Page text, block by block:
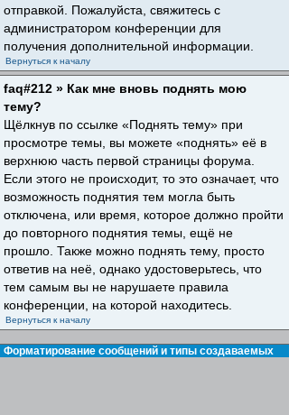
отправкой. Пожалуйста, свяжитесь с
администратором конференции для
получения дополнительной информации.
Вернуться к началу
faq#212 » Как мне вновь поднять мою
тему?
Щёлкнув по ссылке «Поднять тему» при
просмотре темы, вы можете «поднять» её в
верхнюю часть первой страницы форума.
Если этого не происходит, то это означает, что
возможность поднятия тем могла быть
отключена, или время, которое должно пройти
до повторного поднятия темы, ещё не
прошло. Также можно поднять тему, просто
ответив на неё, однако удостоверьтесь, что
тем самым вы не нарушаете правила
конференции, на которой находитесь.
Вернуться к началу
Форматирование сообщений и типы создаваемых